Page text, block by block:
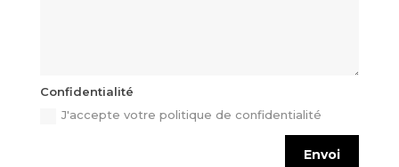
Confidentialité
J'accepte votre politique de confidentialité
Envoi